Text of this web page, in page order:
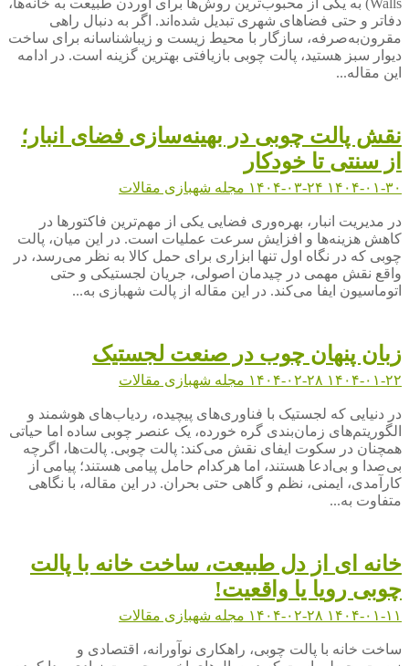
Walls) به یکی از محبوب‌ترین روش‌ها برای آوردن طبیعت به خانه‌ها،
دفاتر و حتی فضاهای شهری تبدیل شده‌اند. اگر به دنبال راهی
مقرون‌به‌صرفه، سازگار با محیط زیست و زیباشناسانه برای ساخت
دیوار سبز هستید، پالت چوبی بازیافتی بهترین گزینه است. در ادامه
این مقاله...
نقش پالت چوبی در بهینه‌سازی فضای انبار؛
از سنتی تا خودکار
۱۴۰۴-۰۱-۳۰ ۱۴۰۴-۰۳-۲۴ مجله شهبازی مقالات
در مدیریت انبار، بهره‌وری فضایی یکی از مهم‌ترین فاکتورها در
کاهش هزینه‌ها و افزایش سرعت عملیات است. در این میان، پالت
چوبی که در نگاه اول تنها ابزاری برای حمل کالا به نظر می‌رسد، در
واقع نقش مهمی در چیدمان اصولی، جریان لجستیکی و حتی
اتوماسیون ایفا می‌کند. در این مقاله از پالت شهبازی به...
زبان پنهان چوب در صنعت لجستیک
۱۴۰۴-۰۱-۲۲ ۱۴۰۴-۰۲-۲۸ مجله شهبازی مقالات
در دنیایی که لجستیک با فناوری‌های پیچیده، ردیاب‌های هوشمند و
الگوریتم‌های زمان‌بندی گره خورده، یک عنصر چوبی ساده اما حیاتی
همچنان در سکوت ایفای نقش می‌کند: پالت چوبی. پالت‌ها، اگرچه
بی‌صدا و بی‌ادعا هستند، اما هرکدام حامل پیامی هستند؛ پیامی از
کارآمدی، ایمنی، نظم و گاهی حتی بحران. در این مقاله، با نگاهی
متفاوت به...
خانه ای از دل طبیعت، ساخت خانه با پالت
چوبی رویا یا واقعیت!
۱۴۰۴-۰۱-۱۱ ۱۴۰۴-۰۲-۲۸ مجله شهبازی مقالات
ساخت خانه با پالت چوبی، راهکاری نوآورانه، اقتصادی و